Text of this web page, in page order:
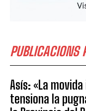
PUBLICACIONS
Asís: «La
tensiona la